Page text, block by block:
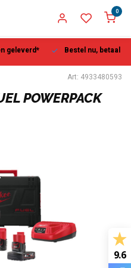
0
geleverd* Bestel nu, betaal
Art: 4933480593
POWERPACK
9.6